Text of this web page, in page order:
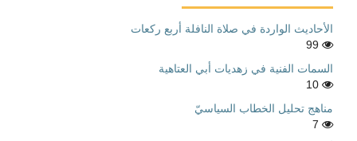
الأحاديث الواردة في صلاة النافلة أربع ركعات
السمات الفنية في زهديات أبي العتاهية
مناهج تحليل الخطاب السياسيّ